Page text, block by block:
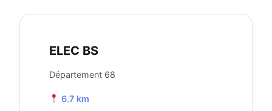
ELEC BS
Département 68
6.7 km